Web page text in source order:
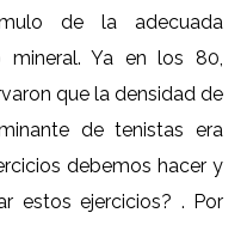
de la adecuada
mineral. Ya en los 80,
que la densidad de
de tenistas era
debemos hacer y
estos ejercicios? . Por